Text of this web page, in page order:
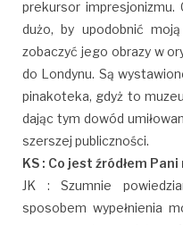
prekursor impresjonizmu.
dużo, by upodobnić
zobaczyć jego obrazy w
do Londynu. Są
pinakoteka, gdyż to
dając tym dowód
szerszej publiczności.
KS : Co jest źródłem
JK : Szumnie
sposobem wypełnienia